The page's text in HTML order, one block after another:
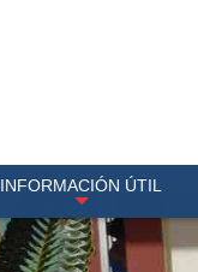
INFORMACIÓN ÚTIL